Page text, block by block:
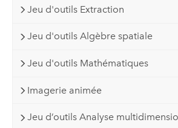
Jeu d'outils Extraction
Jeu d'outils Algèbre spatiale
Jeu d'outils Mathématiques
Imagerie animée
Jeu d’outils Analyse